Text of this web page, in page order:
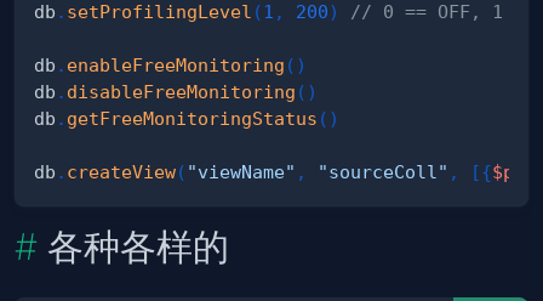
db . setProfilingLevel (1 , 200) // 0 == OFF, 1 ==
db . enableFreeMonitoring ( )
db . disableFreeMonitoring ( )
db . getFreeMonitoringStatus ( )
db . createView( "viewName" , "sourceColl" , [{
各种各样的